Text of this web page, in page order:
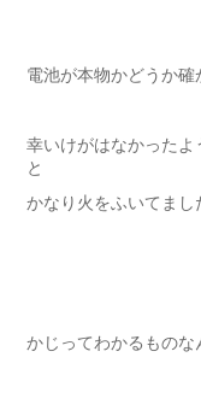
電池が本物かどうか
幸いけがはなかったよ
と
かなり火をふいてまし
かじってわかるもの